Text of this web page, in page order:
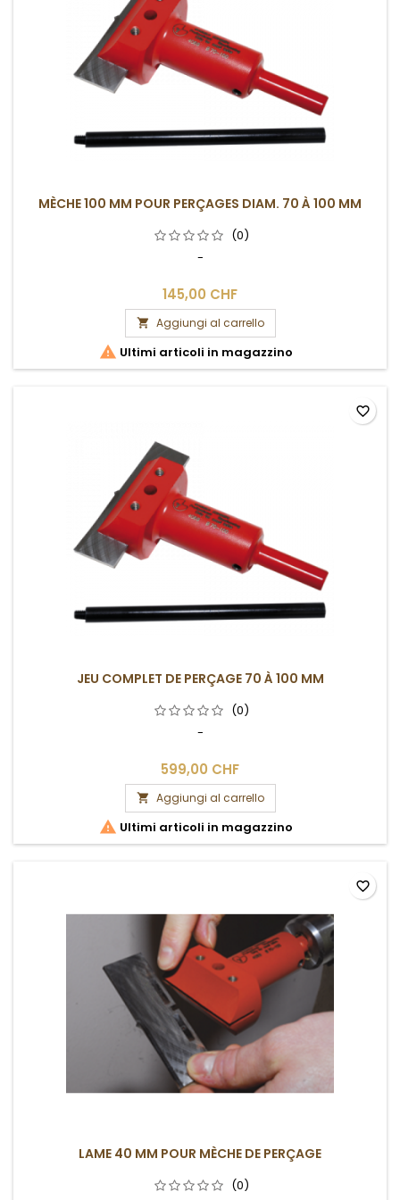
MÈCHE 100 MM POUR PERÇAGES DIAM. 70 À 100 MM
(0)
-
145,00 CHF
 Aggiungi al carrello
 Ultimi articoli in magazzino
JEU COMPLET DE PERÇAGE 70 À 100 MM
(0)
-
599,00 CHF
 Aggiungi al carrello
 Ultimi articoli in magazzino
favorite_border
LAME 40 MM POUR MÈCHE DE PERÇAGE
(0)
favorite_border